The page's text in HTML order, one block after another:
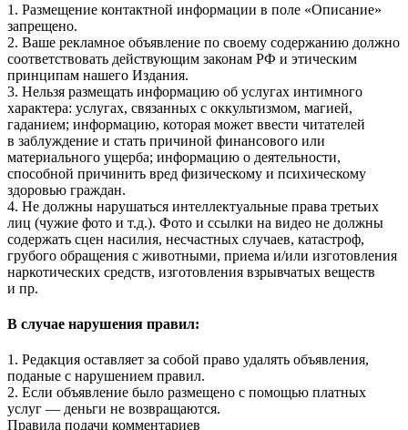
1. Размещение контактной информации в поле «Описание»
запрещено.
2. Ваше рекламное объявление по своему содержанию должно
соответствовать действующим законам РФ и этическим
принципам нашего Издания.
3. Нельзя размещать информацию об услугах интимного
характера: услугах, связанных с оккультизмом, магией,
гаданием; информацию, которая может ввести читателей
в заблуждение и стать причиной финансового или
материального ущерба; информацию о деятельности,
способной причинить вред физическому и психическому
здоровью граждан.
4. Не должны нарушаться интеллектуальные права третьих
лиц (чужие фото и т.д.). Фото и ссылки на видео не должны
содержать сцен насилия, несчастных случаев, катастроф,
грубого обращения с животными, приема и/или изготовления
наркотических средств, изготовления взрывчатых веществ
и пр.
В случае нарушения правил:
1. Редакция оставляет за собой право удалять объявления,
поданые с нарушением правил.
2. Если объявление было размещено с помощью платных
услуг — деньги не возвращаются.
Правила подачи комментариев